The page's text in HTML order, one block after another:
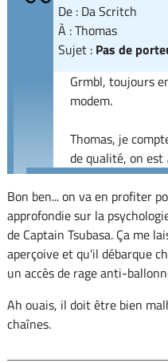
De : Da Scritch
À : Thomas
Sujet : Pas de
Grmbl, toujours
modem.
Thomas, je
de qualité, on est
Bon ben... on va en profiter
approfondie sur la
de Captain Tsubasa. Ça me
aperçoive et qu'il débarque
un accès de rage anti-
Ah ouais, il doit être bien
chaînes.